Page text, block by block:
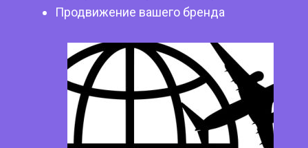
Продвижение вашего бренда